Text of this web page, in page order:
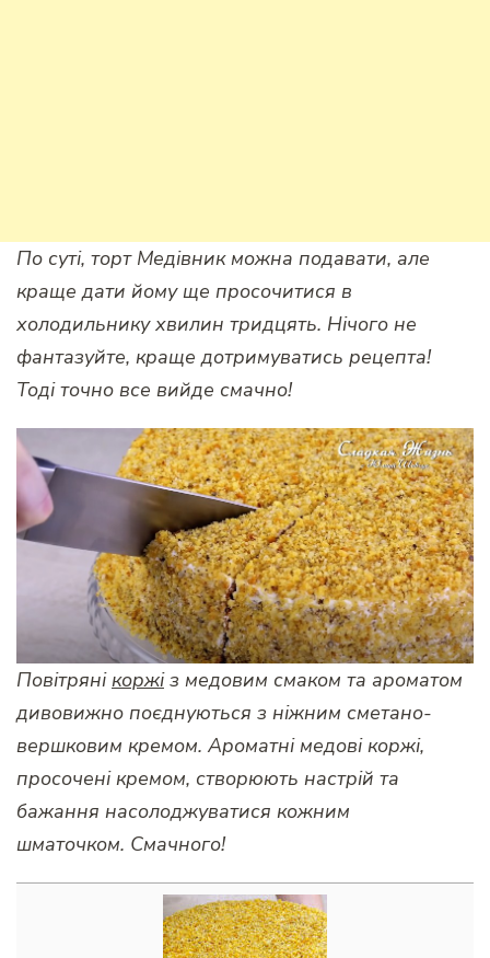
По суті, торт Медівник можна подавати, але
краще дати йому ще просочитися в
холодильнику хвилин тридцять. Нічого не
фантазуйте, краще дотримуватись рецепта!
Тоді точно все вийде смачно!
Повітрянікоржіз медовим смаком та ароматом
дивовижно поєднуються з ніжним сметано-
вершковим кремом. Ароматні медові коржі,
просочені кремом, створюють настрій та
бажання насолоджуватися кожним
шматочком. Смачного!